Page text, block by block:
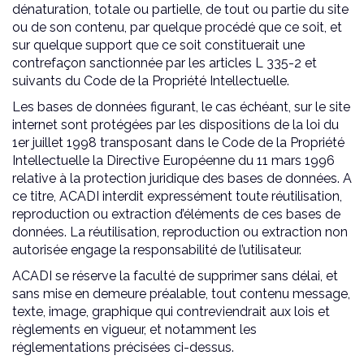
dénaturation, totale ou partielle, de tout ou partie du site
ou de son contenu, par quelque procédé que ce soit, et
sur quelque support que ce soit constituerait une
contrefaçon sanctionnée par les articles L 335-2 et
suivants du Code de la Propriété Intellectuelle.
Les bases de données figurant, le cas échéant, sur le site
internet sont protégées par les dispositions de la loi du
1er juillet 1998 transposant dans le Code de la Propriété
Intellectuelle la Directive Européenne du 11 mars 1996
relative à la protection juridique des bases de données. A
ce titre, ACADI interdit expressément toute réutilisation,
reproduction ou extraction d’éléments de ces bases de
données. La réutilisation, reproduction ou extraction non
autorisée engage la responsabilité de l’utilisateur.
ACADI se réserve la faculté de supprimer sans délai, et
sans mise en demeure préalable, tout contenu message,
texte, image, graphique qui contreviendrait aux lois et
règlements en vigueur, et notamment les
réglementations précisées ci-dessus.